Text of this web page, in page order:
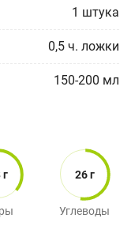
1 штука
0,5 ч. ложки
150-200 мл
г 26 г
Углеводы